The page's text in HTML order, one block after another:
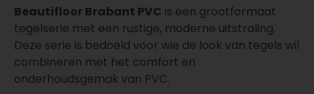
Beautifloor Brabant PVC is een grootformaat
tegelserie met een rustige, moderne uitstraling.
Deze serie is bedoeld voor wie de look van tegels wil
combineren met het comfort en
onderhoudsgemak van PVC.